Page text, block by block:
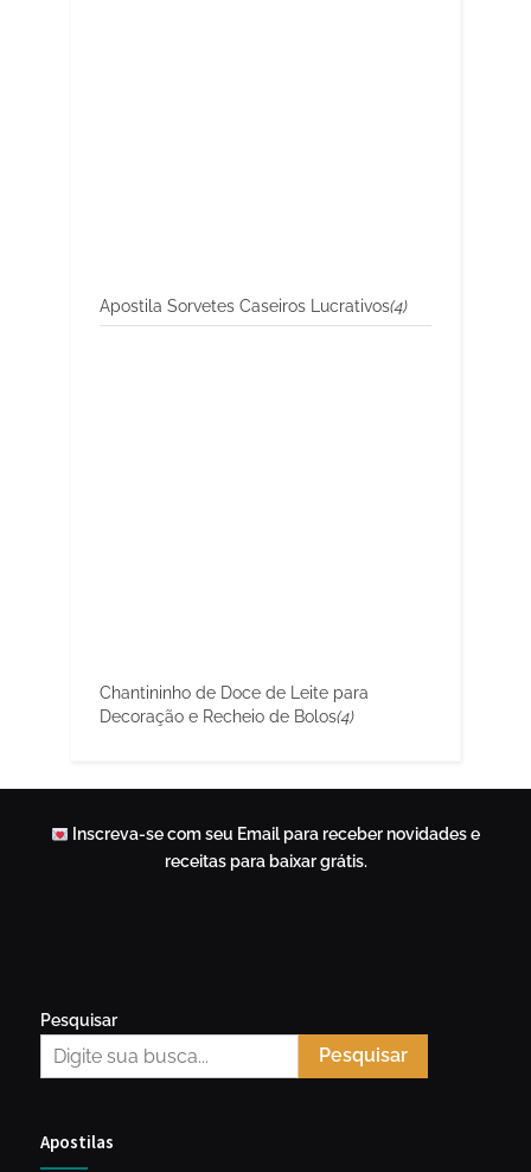
Apostila Sorvetes Caseiros Lucrativos(4)
Chantininho de Doce de Leite para
Decoração e Recheio de Bolos(4)
Inscreva-se com seu Email para receber novidades e
receitas para baixar grátis.
Pesquisar
Pesquisar
Apostilas